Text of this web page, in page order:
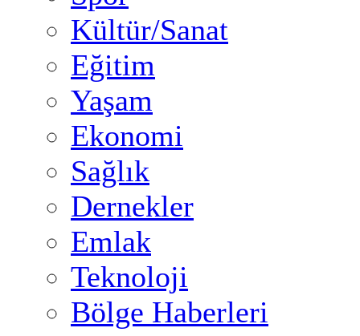
Kültür/Sanat
Eğitim
Yaşam
Ekonomi
Sağlık
Dernekler
Emlak
Teknoloji
Bölge Haberleri